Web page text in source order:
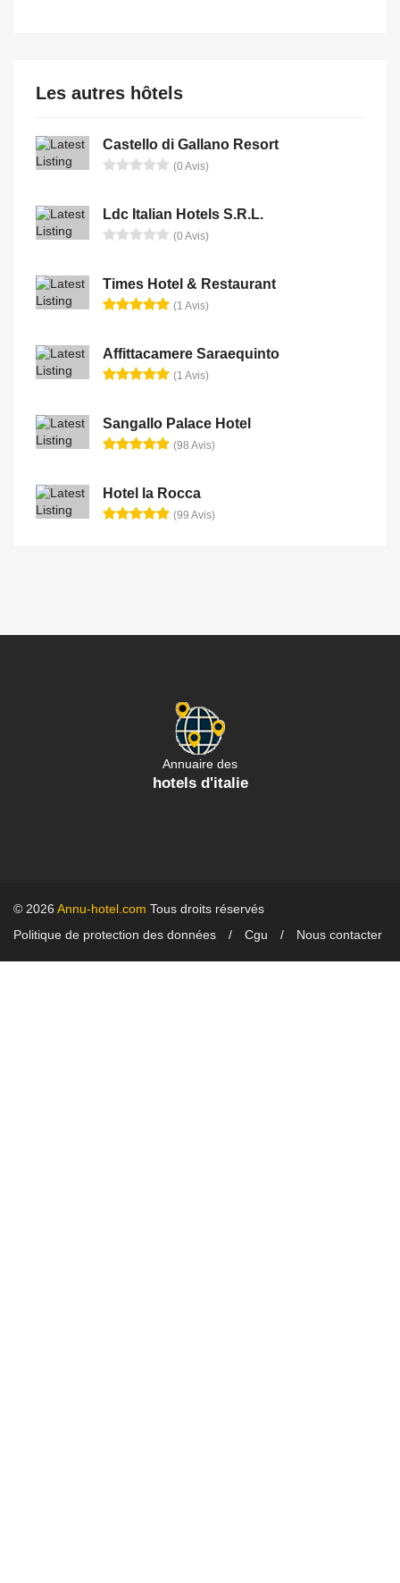
Les autres hôtels
Castello di Gallano Resort
(0 Avis)
Ldc Italian Hotels S.R.L.
(0 Avis)
Times Hotel & Restaurant
(1 Avis)
Affittacamere Saraequinto
(1 Avis)
Sangallo Palace Hotel
(98 Avis)
Hotel la Rocca
(99 Avis)
Annuaire des
hotels d'italie
© 2026 Annu-hotel.com Tous droits réservés
Politique de protection des données
Cgu Nous contacter